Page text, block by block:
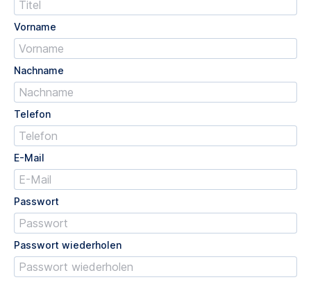
Vorname
Nachname
Telefon
E-Mail
Passwort
Passwort wiederholen